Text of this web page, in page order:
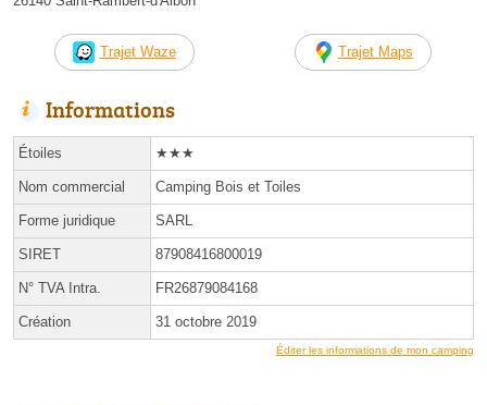
Trajet Waze Trajet Maps
Informations
Étoiles ★★★
Nom commercial Camping Bois et Toiles
Forme juridique SARL
SIRET 87908416800019
N° TVA Intra. FR26879084168
Création 31 octobre 2019
Éditer les informations de mon camping